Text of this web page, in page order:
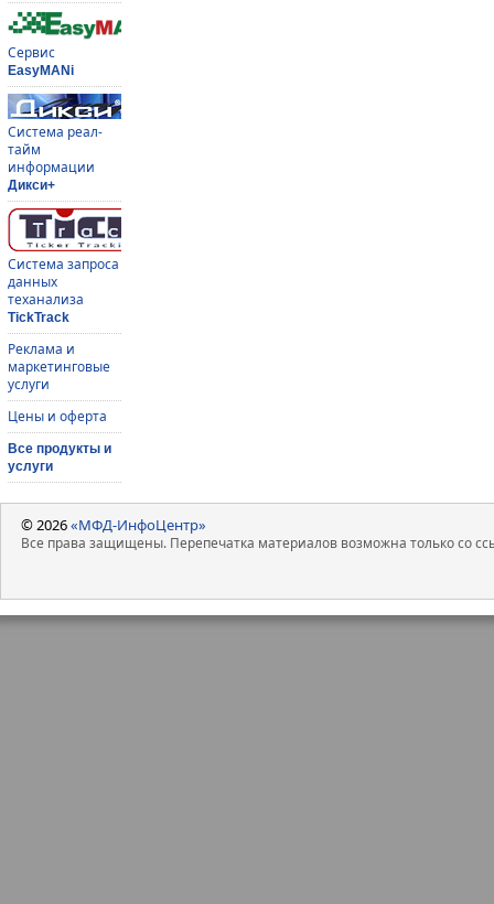
Сервис
EasyMANi
Система реал-
тайм
информации
Дикси+
Система запроса
данных
теханализа
TickTrack
Реклама и
маркетинговые
услуги
Цены и оферта
Все продукты и
услуги
© 2026«МФД-ИнфоЦентр»
Все права защищены. Перепечатка материалов возможна только со